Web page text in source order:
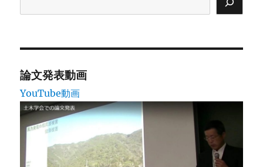
論文発表動画
YouTube動画